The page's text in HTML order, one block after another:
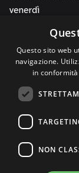
società,
presentazioni
iniziative
P.R.,
di
studi,
di
convegni,
anche
venerdì
dalle 10.00
dalle 14.00
contattando i
+39 02
+39 320
Questo sito web
navigazione.
in
NON